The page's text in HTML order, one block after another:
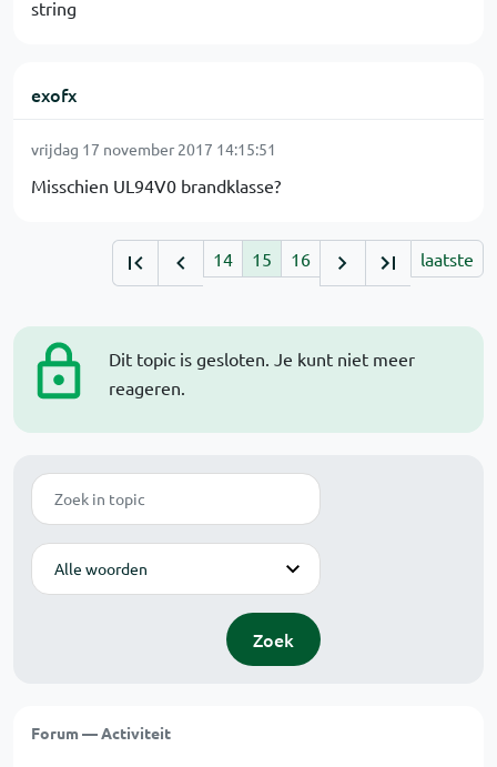
Dit topic is gesloten. Je kunt niet meer
reageren.
Zoek
Modus
Zoek
Forum — Activiteit
string
exofx
vrijdag 17 november 2017 14:15:51
Misschien UL94V0 brandklasse?
14 15 16 laatste